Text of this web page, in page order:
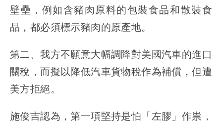
壁壘，例如含豬肉原料的包裝食品和散裝食
品，都必須標示豬肉的原產地。
第二、我方不願意大幅調降對美國汽車的進口
關稅，而擬以降低汽車貨物稅作為補償，但遭
美方拒絕。
施俊吉認為，第一項堅持是怕「左膠」作祟，